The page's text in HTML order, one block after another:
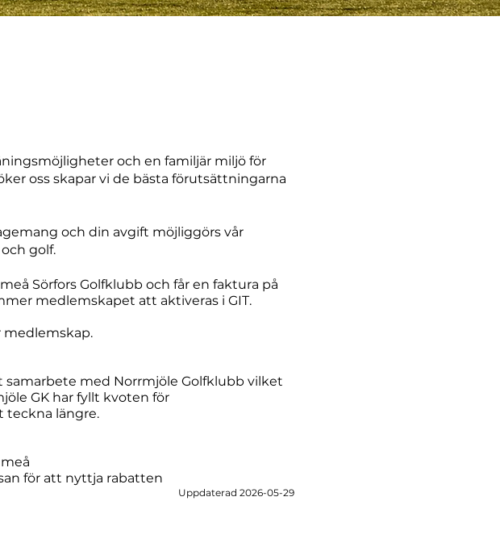
och en familjär miljö för
oss skapar vi de bästa förutsättningarna
och din avgift möjliggörs vår
golf.
Sörfors Golfklubb och får en faktura på
medlemskapet att aktiveras i GIT.
medlemskap.
samarbete med Norrmjöle Golfklubb vilket
GK har fyllt kvoten för
teckna längre.
för att nyttja rabatten
Uppdaterad 2026-05-29